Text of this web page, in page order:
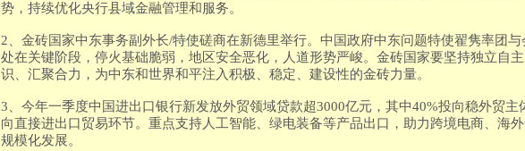
势，持续优化央行县域金融管理和服务。
2、金砖国家中东事务副外长/特使磋商在新德里举行。中国政府中东问题特使翟隽率团
处在关键阶段，停火基础脆弱，地区安全恶化，人道形势严峻。金砖国家要坚持独立自
识、汇聚合力，为中东和世界和平注入积极、稳定、建设性的金砖力量。
3、今年一季度中国进出口银行新发放外贸领域贷款超3000亿元，其中40%投向稳外贸
向直接进出口贸易环节。重点支持人工智能、绿电装备等产品出口，助力跨境电商、海
规模化发展。